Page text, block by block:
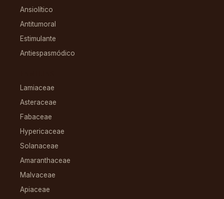
Ansiolítico
Antitumoral
Estimulante
Antiespasmódico
Lamiaceae
Asteraceae
Fabaceae
Hypericaceae
Solanaceae
Amaranthaceae
Malvaceae
Apiaceae